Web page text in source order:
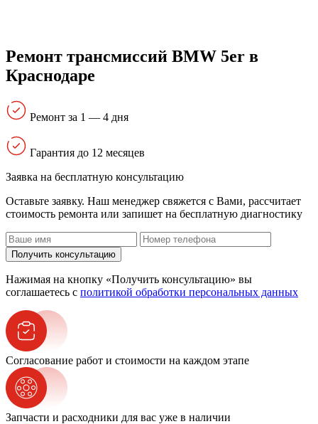
Ремонт трансмиссий BMW 5er в
Краснодаре
Ремонт за 1 — 4 дня
Гарантия до 12 месяцев
Заявка на бесплатную консультацию
Оставьте заявку. Наш менеджер свяжется с Вами, расcчитает
стоимость ремонта или запишет на бесплатную диагностику
Получить консультацию
Нажимая на кнопку «Получить консультацию» вы
соглашаетесь с политикой обработки персональных данных
Согласование работ и стоимости на каждом этапе
Запчасти и расходники для вас уже в наличии